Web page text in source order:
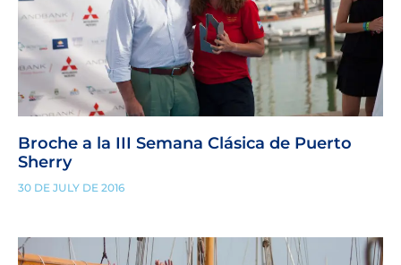
Broche a la III Semana Clásica de Puerto
Sherry
30 DE JULY DE 2016